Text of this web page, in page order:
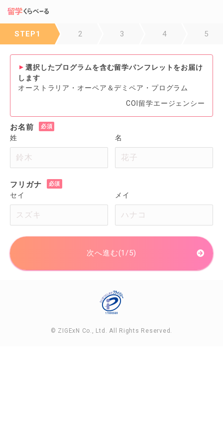
STEP1 2 3 4 5
選択したプログラムを含む留学パンフレットをお届け
します
オーストラリア・オーペア＆デミペア・プログラム
COI留学エージェンシー
お名前
姓 名
フリガナ
セイ メイ
次へ進む(1/5)
© ZIGExN Co., Ltd. All Rights Reserved.